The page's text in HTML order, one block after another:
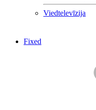
Viedtelevīzija
Fixed